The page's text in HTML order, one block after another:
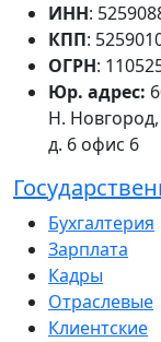
ИНН:
КПП:
ОГРН:
Юр. адрес:
Н.
д. 6 офис 6
Бухгалтерия
Зарплата
Кадры
Отраслевые
Клиентские